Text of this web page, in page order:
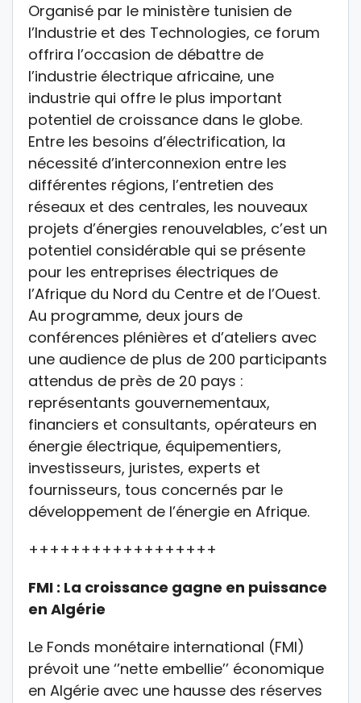
Organisé par le ministère tunisien de
l’Industrie et des Technologies, ce forum
offrira l’occasion de débattre de
l’industrie électrique africaine, une
industrie qui offre le plus important
potentiel de croissance dans le globe.
Entre les besoins d’électrification, la
nécessité d’interconnexion entre les
différentes régions, l’entretien des
réseaux et des centrales, les nouveaux
projets d’énergies renouvelables, c’est un
potentiel considérable qui se présente
pour les entreprises électriques de
l’Afrique du Nord du Centre et de l’Ouest.
Au programme, deux jours de
conférences plénières et d’ateliers avec
une audience de plus de 200 participants
attendus de près de 20 pays :
représentants gouvernementaux,
financiers et consultants, opérateurs en
énergie électrique, équipementiers,
investisseurs, juristes, experts et
fournisseurs, tous concernés par le
développement de l’énergie en Afrique.
++++++++++++++++++
FMI : La croissance gagne en puissance
en Algérie
Le Fonds monétaire international (FMI)
prévoit une ‘’nette embellie’’ économique
en Algérie avec une hausse des réserves